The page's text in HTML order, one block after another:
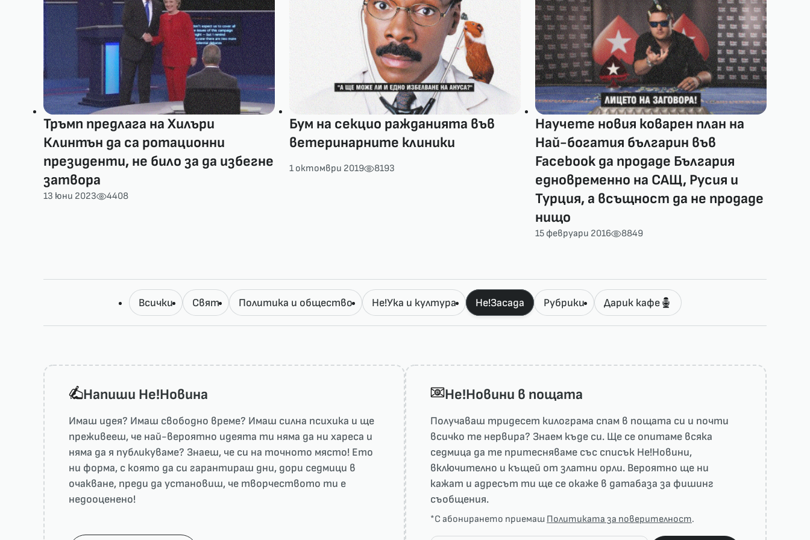
Тръмп предлага на Хилъри
Клинтън да са ротационни
президенти, не било за да избегне
затвора
13 юни 2023 4408
Бум на секцио ражданията във
ветеринарните клиники
1 октомври 2019 8193
Научете новия коварен план на
Най-богатия българин във
Facebook да продаде България
едновременно на САЩ, Русия и
Турция, а всъщност да не продаде
нищо
15 февруари 2016 8849
Всички Свят Политика и общество Не!Ука и култура Не!Засада Рубрики Дарик кафе
Напиши He!Новина
Имаш идея? Имаш свободно време? Имаш силна психика и ще
преживееш, че най-вероятно идеята ти няма да ни харесa и
няма да я публикуваме? Знаеш, че си на точното място! Ето
ни форма, с която да си гарантираш дни, дори седмици в
очакване, преди да установиш, че творчеството ти е
недооценено!
He!Новини в пощата
Получаваш тридесет килограма спам в пощата си и почти
всичко те нервира? Знаем къде си. Ще се опитаме всяка
седмица да те притесняваме със списък He!Новини,
включително и къщей от златни орли. Вероятно ще ни
кажат и адресът ти ще се окаже в датабаза за фишинг
съобщения.
*С абонирането приемаш Политиката за поверителност.